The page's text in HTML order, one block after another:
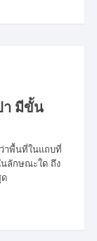
า มีขั้น
าพื้นที่ในแถบที่
นลักษณะใด ถึง